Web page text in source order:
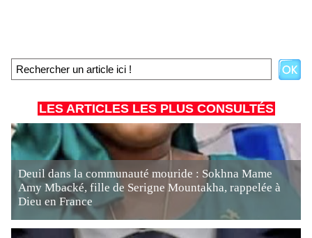
LES ARTICLES LES PLUS CONSULTÉS
Deuil dans la communauté mouride : Sokhna Mame
Amy Mbacké, fille de Serigne Mountakha, rappelée à
Dieu en France